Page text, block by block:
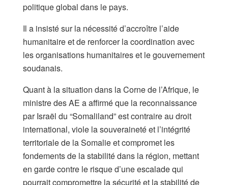
politique global dans le pays.
Il a insisté sur la nécessité d’accroître l’aide
humanitaire et de renforcer la coordination avec
les organisations humanitaires et le gouvernement
soudanais.
Quant à la situation dans la Corne de l’Afrique, le
ministre des AE a affirmé que la reconnaissance
par Israël du “Somaliland” est contraire au droit
international, viole la souveraineté et l’intégrité
territoriale de la Somalie et compromet les
fondements de la stabilité dans la région, mettant
en garde contre le risque d’une escalade qui
pourrait compromettre la sécurité et la stabilité de